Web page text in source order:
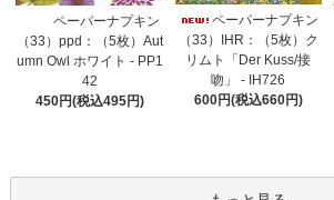
ペーパーナプキン
（33）ppd：（5枚）Aut
umn Owl ホワイト - PP1
42
450円(税込495円)
ペーパーナプキン
（33）IHR：（5枚）ク
リムト「Der Kuss/接
吻」 - IH726
600円(税込660円)